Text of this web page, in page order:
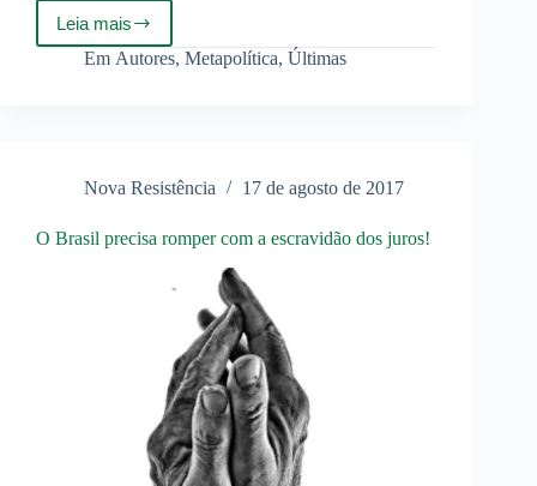
Leia mais
Alberto
Buela
Em Autores,Metapolítica,Últimas
Nova Resistência 17 de agosto de 2017
O Brasil precisa romper com a escravidão dos juros!